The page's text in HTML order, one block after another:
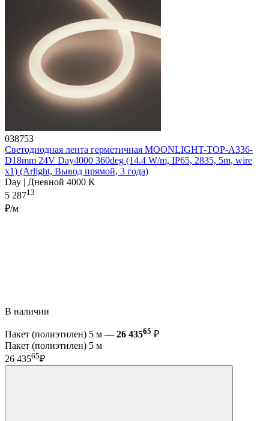
038753
Светодиодная лента герметичная MOONLIGHT-TOP-A336-
D18mm 24V Day4000 360deg (14.4 W/m, IP65, 2835, 5m, wire
x1) (Arlight, Вывод прямой, 3 года)
Day | Дневной 4000 K
5 28713
₽/м
В наличии
Пакет (полиэтилен) 5 м — 26 43565 ₽
Пакет (полиэтилен) 5 м
26 43565₽